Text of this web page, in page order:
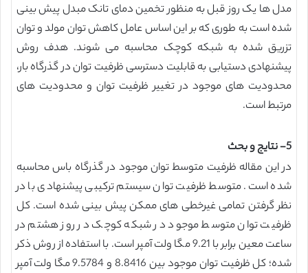
مدل ها یک روز قبل به منظور تخمین دمای تانک مبدل پیش بینی
شده است به طوری که بر این اساس عامل کاهش توان مولد و توان
تزریق شده به شبکه کوچک محاسبه می شوند. هدف روش
پیشنهادی دستیابی به قابلیت دسترسی ظرفیت توان در گذرگاه بار،
محدودیت های موجود در تغییر ظرفیت توان و محدودیت های
مرتبط است.
5- نتایج و بحث
در این مقاله ظرفیت متوسط توان موجود در گذرگاه باس محاسبه
شده است. متوسط ظرفیت توان سیستم ترکیبی پیشنهادی با در
نظر گرفتن تمامی غیرخطی های ممکن پیش بینی شده است. کل
ظرفیت توان متوسط موجود در شبکه کوچک در روز هشتم در
ساعت معین برابر با 9.21 مگا ولت آمپر است. با استفاده از روش ذکر
شده؛ کل ظرفیت توان موجود بین 8.8416 و 9.5784 مگا ولت آمپر